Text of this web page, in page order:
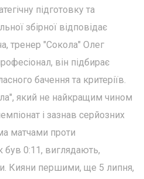
підготовку та
збірної відповідає
тренер "Сокола" Олег
він підбирає
бачення та критеріїв.
який не найкращим чином
і зазнав серйозних
матчами проти
був 0:11, виглядають,
Кияни першими, ще 5 липня,